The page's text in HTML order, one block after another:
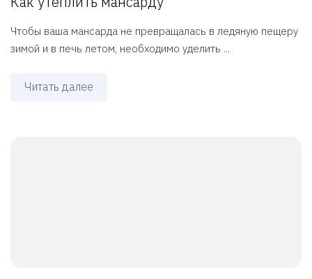
Чтобы ваша мансарда не превращалась в ледяную пещеру
зимой и в печь летом, необходимо уделить ...
Читать далее